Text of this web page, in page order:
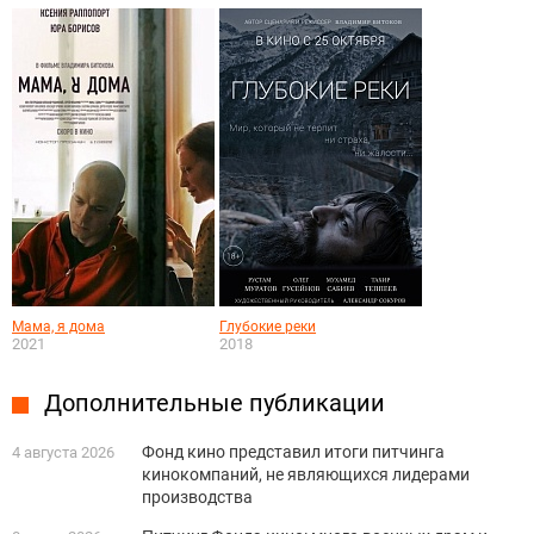
Мама, я дома
2021
Глубокие реки
2018
Дополнительные публикации
4 августа 2026
Фонд кино представил итоги питчинга
кинокомпаний, не являющихся лидерами
производства